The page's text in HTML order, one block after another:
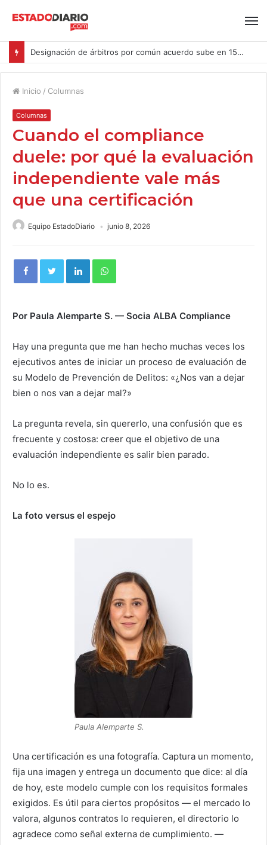
Designación de árbitros por común acuerdo sube en 15% en las causas ingresadas al CAM Santiago durante el primer semestre del año
Inicio / Columnas
Columnas
Cuando el compliance
duele: por qué la evaluación
independiente vale más
que una certificación
Equipo EstadoDiario junio 8, 2026
Por Paula Alemparte S. — Socia ALBA Compliance
Hay una pregunta que me han hecho muchas veces los
ejecutivos antes de iniciar un proceso de evaluación de
su Modelo de Prevención de Delitos: «¿Nos van a dejar
bien o nos van a dejar mal?»
La pregunta revela, sin quererlo, una confusión que es
frecuente y costosa: creer que el objetivo de una
evaluación independiente es salir bien parado.
No lo es.
La foto versus el espejo
Paula Alemparte S.
Una certificación es una fotografía. Captura un momento,
fija una imagen y entrega un documento que dice: al día
de hoy, este modelo cumple con los requisitos formales
exigidos. Es útil para ciertos propósitos — el mercado lo
valora, algunos contratos lo requieren, el directorio lo
agradece como señal externa de cumplimiento. —